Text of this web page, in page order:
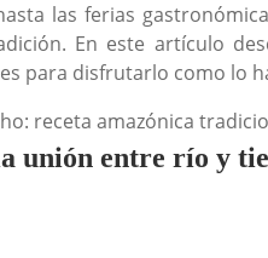
las ferias
En este artículo
para disfrutarlo como lo
unión entre río y